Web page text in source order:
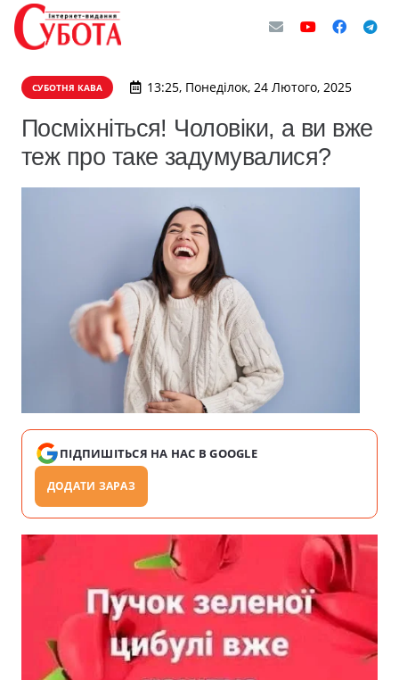
СУБОТНЯ КАВА 13:25, Понеділок, 24 Лютого, 2025
Посміхніться! Чоловіки, а ви вже
теж про таке задумувалися?
ПІДПИШІТЬСЯ НА НАС В GOOGLE
ДОДАТИ ЗАРАЗ